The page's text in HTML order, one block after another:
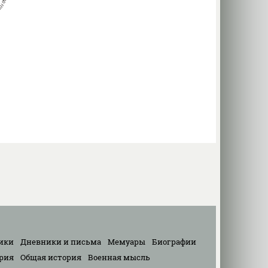
Дневники и письма Мемуары
Биографии
Общая история
Военная мысль